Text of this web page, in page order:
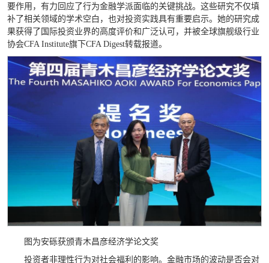
要作用，有力回应了行为金融学派面临的关键挑战。这些研究不仅填
补了相关领域的学术空白，也对投资实践具有重要启示。她的研究成
果获得了国际投资业界的高度评价和广泛认可，并被全球旗舰级行业
协会CFA Institute旗下CFA Digest转载报道。
图为安砾获颁青木昌彦经济学论文奖
投资者非理性行为对社会福利的影响。金融市场的波动是否会对